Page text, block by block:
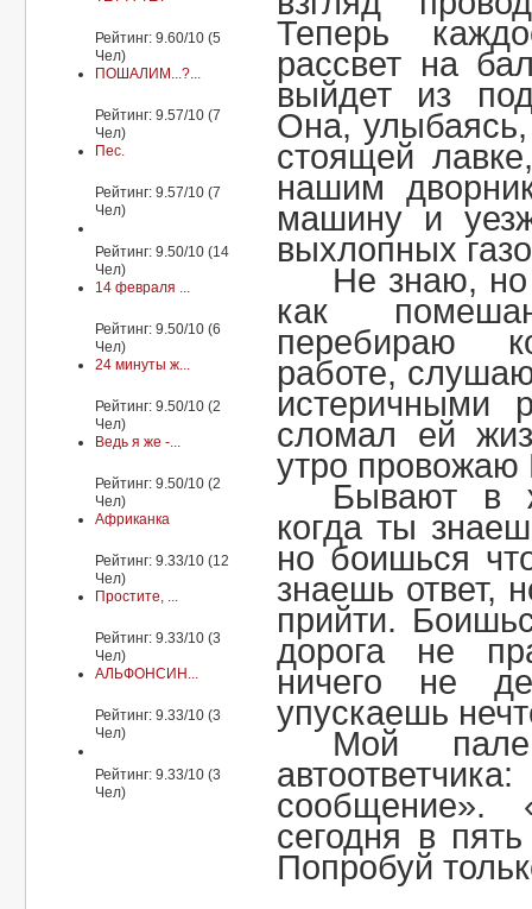
Рейтинг: 9.60/10 (5
Чел)
ПОШАЛИМ...?...
Рейтинг: 9.57/10 (7
Чел)
Пес.
Рейтинг: 9.57/10 (7
Чел)
Рейтинг: 9.50/10 (14
Чел)
14 февраля ...
Рейтинг: 9.50/10 (6
Чел)
24 минуты ж...
Рейтинг: 9.50/10 (2
Чел)
Ведь я же -...
Рейтинг: 9.50/10 (2
Чел)
Африканка
Рейтинг: 9.33/10 (12
Чел)
Простите, ...
Рейтинг: 9.33/10 (3
Чел)
АЛЬФОНСИН...
Рейтинг: 9.33/10 (3
Чел)
Рейтинг: 9.33/10 (3
Чел)
Теперь
рассвет на
выйдет из
Она,
стоящей
нашим
машину и
выхлопных
Не знаю,
как
перебираю
работе,
сломал ей
утро провожаю
Бывают в
когда ты
но боишься
знаешь ответ,
прийти.
дорога не
ничего не
упускаешь
Мой
сегодня в
Попробуй